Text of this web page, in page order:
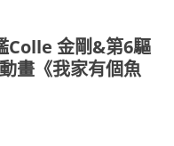
Colle 金剛&第6驅
畫《我家有個魚